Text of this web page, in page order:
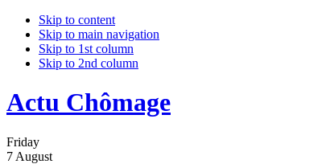
Skip to content
Skip to main navigation
Skip to 1st column
Skip to 2nd column
Actu Chômage
Friday
7 August